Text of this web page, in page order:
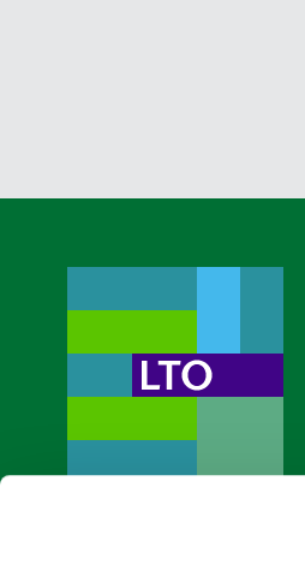
werkgeversorganisatie met